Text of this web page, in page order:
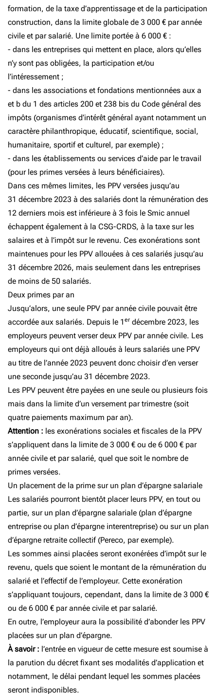
formation, de la taxe d’apprentissage et de la participation
construction, dans la limite globale de 3 000 € par année
civile et par salarié. Une limite portée à 6 000 € :
- dans les entreprises qui mettent en place, alors qu’elles
n’y sont pas obligées, la participation et/ou
l’intéressement ;
- dans les associations et fondations mentionnées aux a
et b du 1 des articles 200 et 238 bis du Code général des
impôts (organismes d’intérêt général ayant notamment un
caractère philanthropique, éducatif, scientifique, social,
humanitaire, sportif et culturel, par exemple) ;
- dans les établissements ou services d’aide par le travail
(pour les primes versées à leurs bénéficiaires).
Dans ces mêmes limites, les PPV versées jusqu’au
31 décembre 2023 à des salariés dont la rémunération des
12 derniers mois est inférieure à 3 fois le Smic annuel
échappent également à la CSG-CRDS, à la taxe sur les
salaires et à l’impôt sur le revenu. Ces exonérations sont
maintenues pour les PPV allouées à ces salariés jusqu’au
31 décembre 2026, mais seulement dans les entreprises
de moins de 50 salariés.
Deux primes par an
Jusqu’alors, une seule PPV par année civile pouvait être
accordée aux salariés. Depuis le 1 er décembre 2023, les
employeurs peuvent verser deux PPV par année civile. Les
employeurs qui ont déjà alloués à leurs salariés une PPV
au titre de l’année 2023 peuvent donc choisir d’en verser
une seconde jusqu’au 31 décembre 2023.
Les PPV peuvent être payées en une seule ou plusieurs fois
mais dans la limite d’un versement par trimestre (soit
quatre paiements maximum par an).
Attention : les exonérations sociales et fiscales de la PPV
s’appliquent dans la limite de 3 000 € ou de 6 000 € par
année civile et par salarié, quel que soit le nombre de
primes versées.
Un placement de la prime sur un plan d’épargne salariale
Les salariés pourront bientôt placer leurs PPV, en tout ou
partie, sur un plan d’épargne salariale (plan d’épargne
entreprise ou plan d’épargne interentreprise) ou sur un plan
d’épargne retraite collectif (Pereco, par exemple).
Les sommes ainsi placées seront exonérées d’impôt sur le
revenu, quels que soient le montant de la rémunération du
salarié et l’effectif de l’employeur. Cette exonération
s’appliquant toujours, cependant, dans la limite de 3 000 €
ou de 6 000 € par année civile et par salarié.
En outre, l’employeur aura la possibilité d’abonder les PPV
placées sur un plan d’épargne.
À savoir : l’entrée en vigueur de cette mesure est soumise à
la parution du décret fixant ses modalités d’application et
notamment, le délai pendant lequel les sommes placées
seront indisponibles.